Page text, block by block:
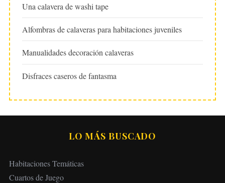
Una calavera de washi tape
Alfombras de calaveras para habitaciones juveniles
Manualidades decoración calaveras
Disfraces caseros de fantasma
LO MÁS BUSCADO
Habitaciones Temáticas
Cuartos de Juego